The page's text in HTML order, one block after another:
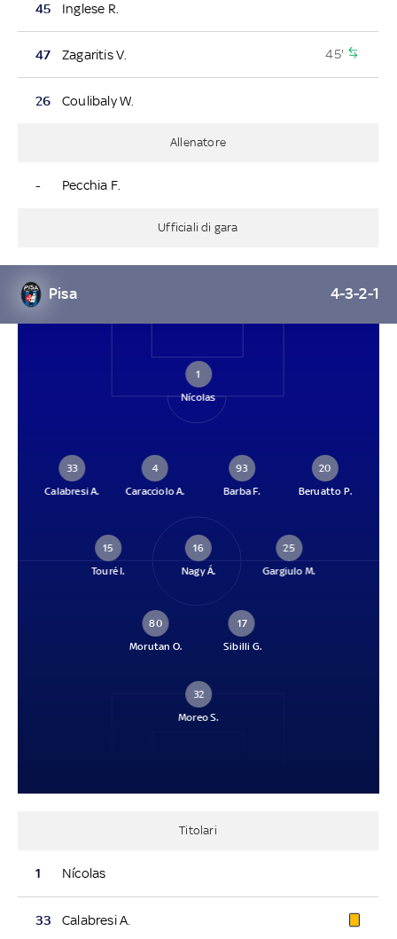
45 Inglese R.
47 Zagaritis V. 45'
26 Coulibaly W.
Allenatore
- Pecchia F.
Ufficiali di gara
Pisa 4-3-2-1
1
Nícolas
33
Calabresi A.
4
Caracciolo A.
93
Barba F.
20
Beruatto P.
15
Touré I.
16
Nagy Á.
25
Gargiulo M.
80
Morutan O.
17
Sibilli G.
32
Moreo S.
Titolari
1 Nícolas
33 Calabresi A.